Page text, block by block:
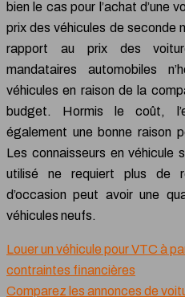
bien le cas pour l’achat d’une
prix des véhicules de seconde
rapport au prix des
mandataires automobiles
véhicules en raison de la
budget. Hormis le coût,
également une bonne raison
Les connaisseurs en véhicule
utilisé ne requiert plus de
d’occasion peut avoir une
véhicules neufs.
Louer un véhicule pour VTC à
contraintes financières
Comparez les annonces de